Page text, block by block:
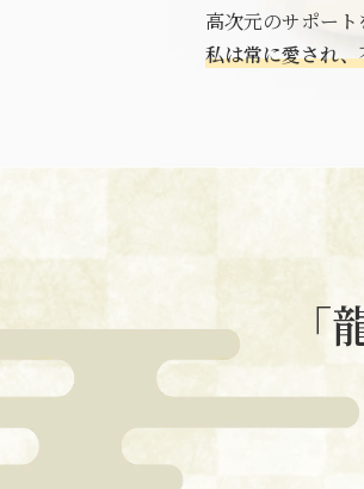
高次元のサポート
私は常に愛され